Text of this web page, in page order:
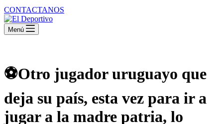
CONTACTANOS
Menú
⚽Otro jugador uruguayo que
deja su país, esta vez para ir a
jugar a la madre patria, lo